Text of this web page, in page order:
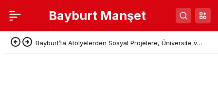
Bayburt Manşet
Bayburt’ta Atölyelerden Sosyal Projelere, Üniversite ve